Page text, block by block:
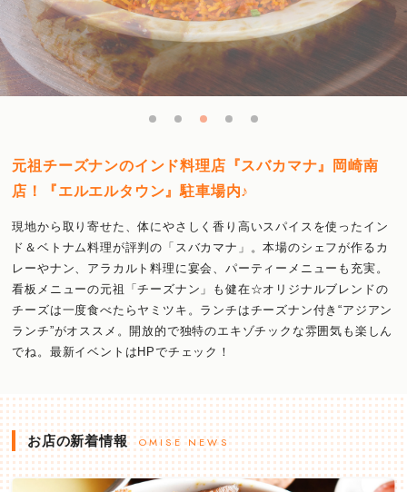
元祖チーズナンのインド料理店『スバカマナ』岡崎南
店！『エルエルタウン』駐車場内♪
現地から取り寄せた、体にやさしく香り高いスパイスを使ったイン
ド＆ベトナム料理が評判の「スバカマナ」。本場のシェフが作るカ
レーやナン、アラカルト料理に宴会、パーティーメニューも充実。
看板メニューの元祖「チーズナン」も健在☆オリジナルブレンドの
チーズは一度食べたらヤミツキ。ランチはチーズナン付き“アジアン
ランチ”がオススメ。開放的で独特のエキゾチックな雰囲気も楽しん
でね。最新イベントはHPでチェック！
お店の新着情報 OMISE NEWS